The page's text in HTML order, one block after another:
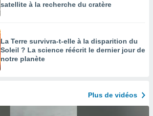
satellite à la recherche du cratère
La Terre survivra-t-elle à la disparition du
Soleil ? La science réécrit le dernier jour de
notre planète
Plus de vidéos